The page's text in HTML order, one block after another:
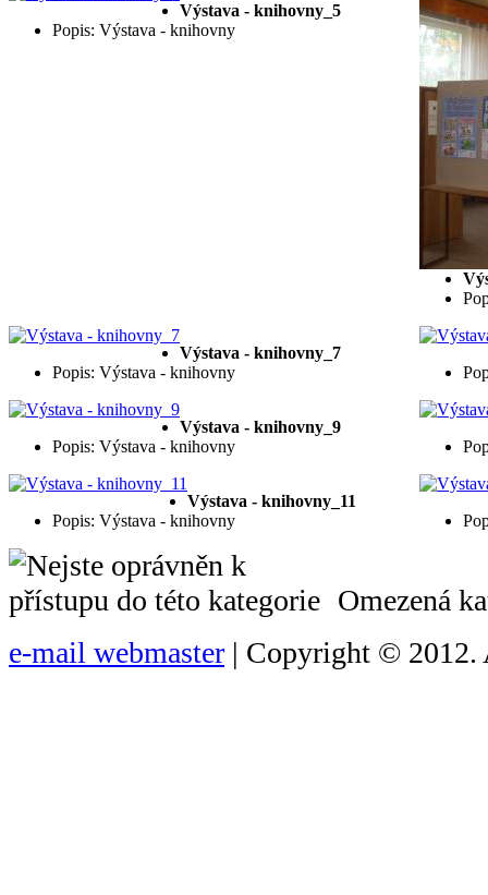
Výstava - knihovny_5
Popis: Výstava - knihovny
Výstava - knihovny_7
Popis: Výstava - knihovny
Výstava - knihovny_9
Popis: Výstava - knihovny
Výstava - knihovny_11
Popis: Výstava - knihovny
Omezená
e-mail webmaster | Copyright © 2012.